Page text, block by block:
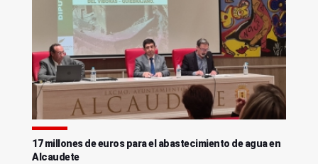
17 millones de euros para el abastecimiento de agua en
Alcaudete